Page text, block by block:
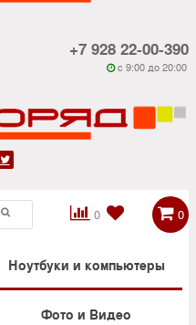
+7 928 22-00-390
 c 9:00 до 20:00

0

 0
Ноутбуки и компьютеры
Фото и Видео